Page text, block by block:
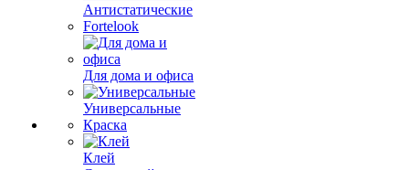
Антистатические
Fortelook
Для дома и офиса
Универсальные
Краска
Клей